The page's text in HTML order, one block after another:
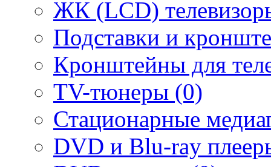
ЖК (LCD)
Подставки и
Кронштейны для
TV-тюнеры (0)
Стационарные
DVD и Blu-ray